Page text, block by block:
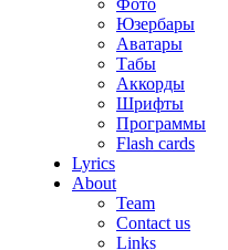
Фото
Юзербары
Аватары
Табы
Аккорды
Шрифты
Программы
Flash cards
Lyrics
About
Team
Contact us
Links